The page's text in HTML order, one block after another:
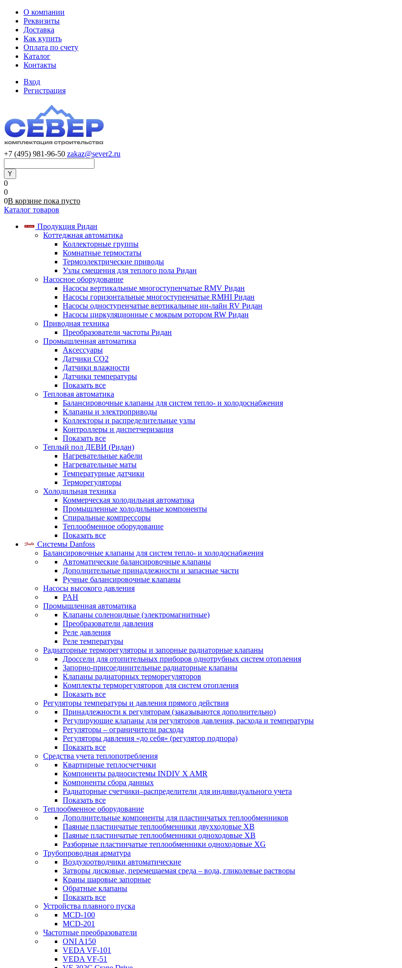
О компании
Реквизиты
Доставка
Как купить
Оплата по счету
Каталог
Контакты
Вход
Регистрация
+7 (495) 981-96-50 zakaz@sever2.ru
0
0
0В корзине пока пусто
Каталог товаров
Продукция Ридан
Коттеджная автоматика
Коллекторные группы
Комнатные термостаты
Термоэлектрические приводы
Узлы смешения для теплого пола Ридан
Насосное оборудование
Насосы вертикальные многоступенчатые RMV Ридан
Насосы горизонтальные многоступенчатые RMHI Ридан
Насосы одноступенчатые вертикальные ин-лайн RV Ридан
Насосы циркуляционные с мокрым ротором RW Ридан
Приводная техника
Преобразователи частоты Ридан
Промышленная автоматика
Аксессуары
Датчики CO2
Датчики влажности
Датчики температуры
Показать все
Тепловая автоматика
Балансировочные клапаны для систем тепло- и холодоснабжения
Клапаны и электроприводы
Коллекторы и распределительные узлы
Контроллеры и диспетчеризация
Показать все
Теплый пол ДЕВИ (Ридан)
Нагревательные кабели
Нагревательные маты
Температурные датчики
Терморегуляторы
Холодильная техника
Коммерческая холодильная автоматика
Промышленные холодильные компоненты
Спиральные компрессоры
Теплообменное оборудование
Показать все
Системы Danfoss
Балансировочные клапаны для систем тепло- и холодоснабжения
Автоматические балансировочные клапаны
Дополнительные принадлежности и запасные части
Ручные балансировочные клапаны
Насосы высокого давления
PAH
Промышленная автоматика
Клапаны соленоидные (электромагнитные)
Преобразователи давления
Реле давления
Реле температуры
Радиаторные терморегуляторы и запорные радиаторные клапаны
Дроссели для отопительных приборов однотрубных систем отопления
Запорно-присоединительные радиаторные клапаны
Клапаны радиаторных терморегуляторов
Комплекты терморегуляторов для систем отопления
Показать все
Регуляторы температуры и давления прямого действия
Принадлежности к регуляторам (заказываются дополнительно)
Регулирующие клапаны для регуляторов давления, расхода и температуры
Регуляторы – ограничители расхода
Регуляторы давления «до себя» (регулятор подпора)
Показать все
Средства учета теплопотребления
Квартирные теплосчетчики
Компоненты радиосистемы INDIV X AMR
Компоненты сбора данных
Радиаторные счетчики–распределители для индивидуального учета
Показать все
Теплообменное оборудование
Дополнительные компоненты для пластинчатых теплообменников
Паяные пластинчатые теплообменники двухходовые XB
Паяные пластинчатые теплообменники одноходовые ХВ
Разборные пластинчатые теплообменники одноходовые ХG
Трубопроводная арматура
Воздухоотводчики автоматические
Затворы дисковые, перемещаемая среда – вода, гликолевые растворы
Краны шаровые запорные
Обратные клапаны
Показать все
Устройства плавного пуска
MCD-100
MCD-201
Частотные преобразователи
ONI A150
VEDA VF-101
VEDA VF-51